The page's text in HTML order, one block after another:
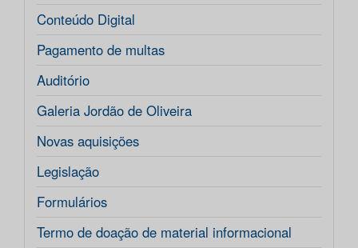
Conteúdo Digital
Pagamento de multas
Auditório
Galeria Jordão de Oliveira
Novas aquisições
Legislação
Formulários
Termo de doação de material informacional